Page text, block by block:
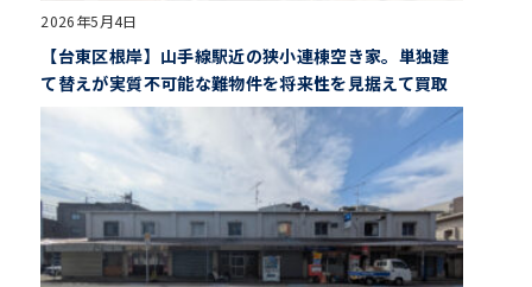
2026年5月4日
【台東区根岸】山手線駅近の狭小連棟空き家。単独建
て替えが実質不可能な難物件を将来性を見据えて買取